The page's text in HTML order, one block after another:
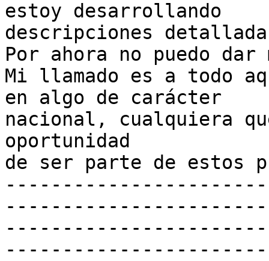
estoy desarrollando
descripciones
Por ahora no puedo
Mi llamado es a todo
en algo de carácter
nacional, cualquiera
oportunidad
de ser parte de estos